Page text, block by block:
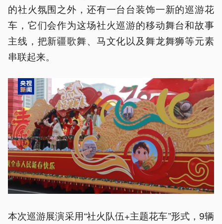
的社火氛围之外，还有一台台装饰一新的巡游花
车，它们会作为这场社火巡游的移动舞台和故事
主线，把新疆歌舞、马文化以及舞龙舞狮等元素
串联起来。
本次巡游展演采用“社火队伍+主题花车”形式，9辆